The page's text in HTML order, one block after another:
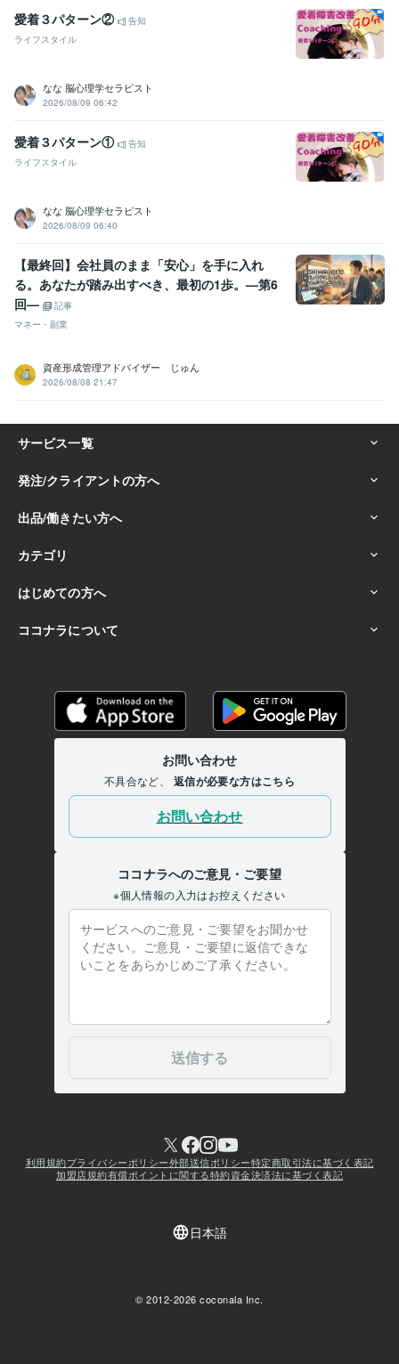
愛着３パターン②
告知
ライフスタイル
なな 脳心理学セラピスト
2026/08/09 06:42
愛着３パターン①
告知
ライフスタイル
なな 脳心理学セラピスト
2026/08/09 06:40
【最終回】会社員のまま「安心」を手に入れ
る。あなたが踏み出すべき、最初の1歩。—第6
回—
記事
マネー・副業
資産形成管理アドバイザー じゅん
2026/08/08 21:47